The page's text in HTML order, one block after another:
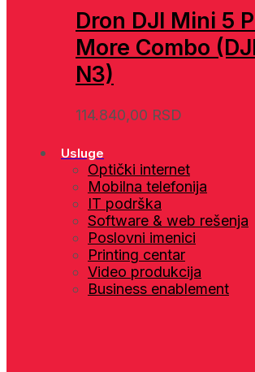
Dron DJI Mini 5
More Combo
N3)
114.840,00 RSD
Usluge
Optički internet
Mobilna telefonija
IT podrška
Software & web rešenja
Poslovni imenici
Printing centar
Video produkcija
Business enablement